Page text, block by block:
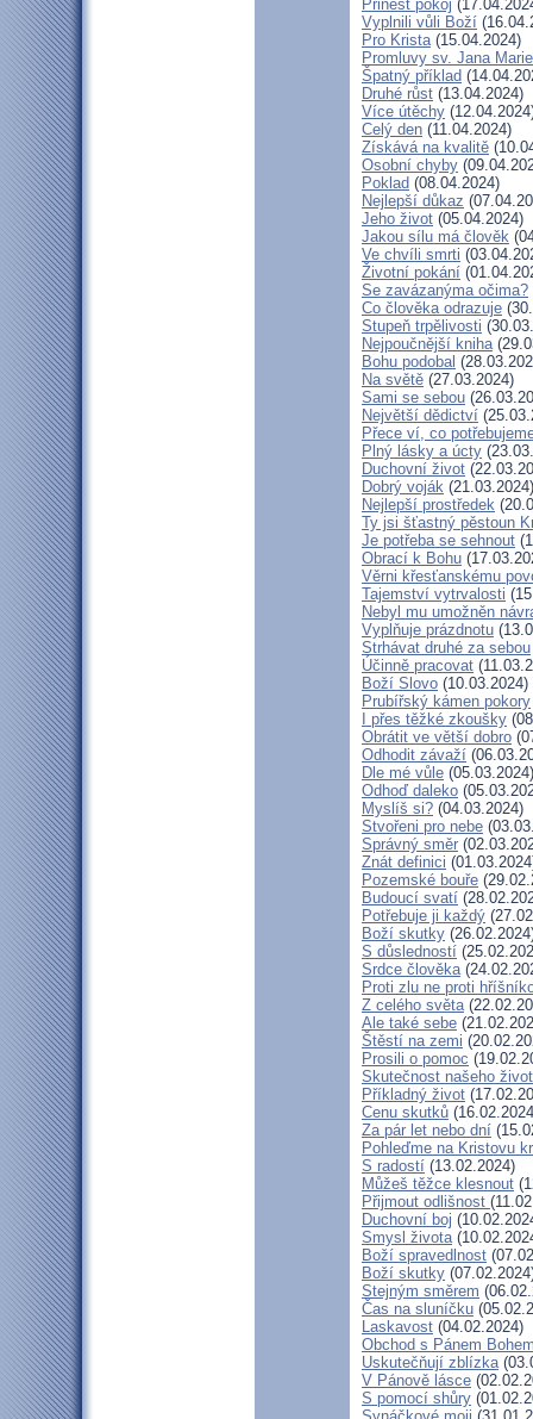
Přinést pokoj
Vyplnili vůli Boží
Pro Krista(15.04.2024)
Promluvy sv. Jana
Špatný příklad
Druhé růst (13.04.2024)
Více útěchy
Celý den (11.04.2024)
Získává na kvalitě
Osobní chyby
Poklad (08.04.2024)
Nejlepší důkaz
Jeho život (05.04.2024)
Jakou sílu má člověk
Ve chvíli smrti
Životní pokání
Se zavázanýma očima?
Co člověka odrazuje
Stupeň trpělivosti
Nejpoučnější kniha
Bohu podobal
Na světě (27.03.2024)
Sami se sebou
Největší dědictví
Přece ví, co
Plný lásky a úcty
Duchovní život
Dobrý voják (21.03.2024)
Nejlepší prostředek
Ty jsi šťastný pěstoun
Je potřeba se sehnout
Obrací k Bohu
Věrni křesťanskému
Tajemství vytrvalosti
Nebyl mu umožněn
Vyplňuje prázdnotu
Strhávat druhé za sebou
Účinně pracovat
Boží Slovo (10.03.2024)
Prubířský kámen pokory
I přes těžké zkoušky
Obrátit ve větší dobro
Odhodit závaží
Dle mé vůle (05.03.2024)
Odhoď daleko
Myslíš si? (04.03.2024)
Stvořeni pro nebe
Správný směr
Znát definici
Pozemské bouře
Budoucí svatí
Potřebuje ji každý
Boží skutky
S důsledností
Srdce člověka
Proti zlu ne proti
Z celého světa
Ale také sebe
Štěstí na zemi
Prosili o pomoc
Skutečnost našeho
Příkladný život
Cenu skutků
Za pár let nebo dní
Pohleďme na Kristovu
S radostí (13.02.2024)
Můžeš těžce klesnout
Přijmout odlišnost
Duchovní boj
Smysl života
Boží spravedlnost
Boží skutky
Stejným směrem
Čas na sluníčku
Laskavost (04.02.2024)
Obchod s Pánem
Uskutečňují zblízka
V Pánově lásce
S pomocí shůry